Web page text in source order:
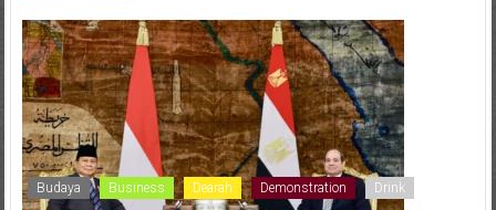
Budaya Business Dearah Demonstration Drink